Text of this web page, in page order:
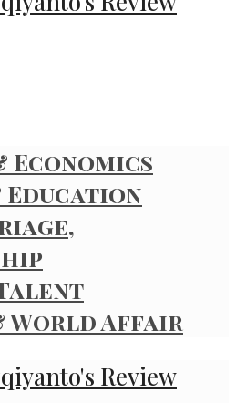
Economics
World Affair